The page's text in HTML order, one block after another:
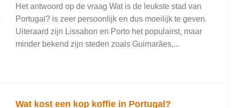
Het antwoord op de vraag Wat is de leukste stad van
Portugal? is zeer persoonlijk en dus moeilijk te geven.
Uiteraard zijn Lissabon en Porto het populairst, maar
minder bekend zijn steden zoals Guimarães,...
Wat kost een kop koffie in Portugal?